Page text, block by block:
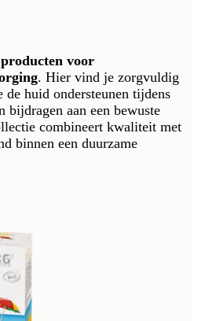
voor
. Hier vind je zorgvuldig
de huid ondersteunen tijdens
bijdragen aan een bewuste
combineert kwaliteit met
binnen een duurzame